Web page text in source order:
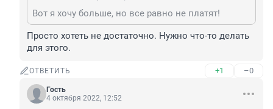
Вот я хочу больше, но все равно не платят!
Просто хотеть не достаточно. Нужно что-то делать
для этого.
ОТВЕТИТЬ +1 –0
Гость
4 октября 2022, 12:52